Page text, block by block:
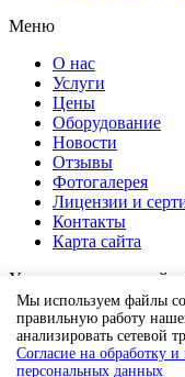
Меню
О нас
Услуги
Цены
Оборудование
Новости
Отзывы
Фотогалерея
Лицензии и
Контакты
Карта сайта
Уважаемые гости
является
методикам имеются
специалисту за
носит
Мы используем файлы
правильную работу
анализировать сетевой
Согласие на обработку
персональных данных